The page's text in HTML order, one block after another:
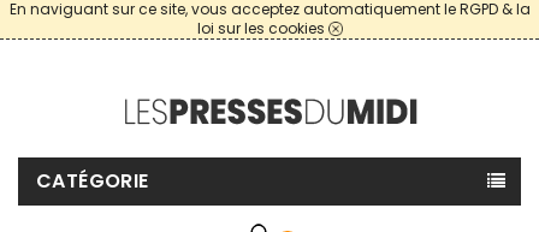
En naviguant sur ce site, vous acceptez automatiquement le RGPD & la
loi sur les cookies
CATÉGORIE